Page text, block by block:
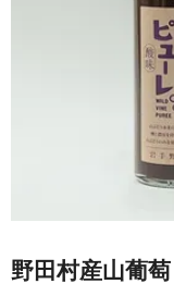
野田村産山葡